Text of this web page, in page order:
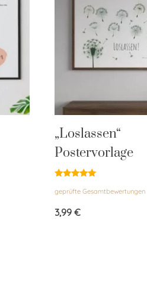
„Loslassen“
Postervorlage
mit
von 5
geprüfte Gesamtbewertungen
3,99 €